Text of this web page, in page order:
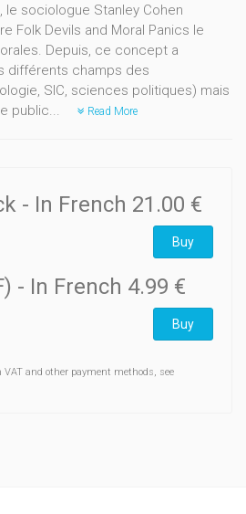
le sociologue Stanley Cohen
Folk Devils and Moral Panics le
Depuis, ce concept a
différents champs des
SIC, sciences politiques) mais
public...
Read More
- In French 21.00 €
Buy
- In French 4.99 €
Buy
and other payment methods, see